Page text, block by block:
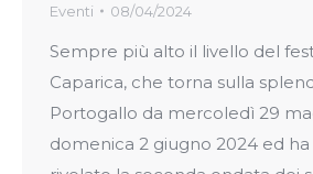
Eventi 08/04/2024
Sempre più alto il livello del
Caparica, che torna sulla
Portogallo da mercoledì 29
domenica 2 giugno 2024 ed